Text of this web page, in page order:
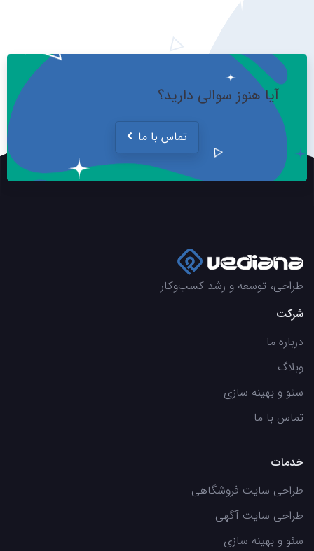
آیا هنوز سوالی دارید؟
تماس با ما
طراحی، توسعه و رشد کسب‌وکار
شرکت
درباره ما
وبلاگ
سئو و بهینه سازی
تماس با ما
خدمات
طراحی سایت فروشگاهی
طراحی سایت آگهی
سئو و بهینه سازی